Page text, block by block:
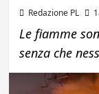
Redazione PL
Le fiamme
senza che